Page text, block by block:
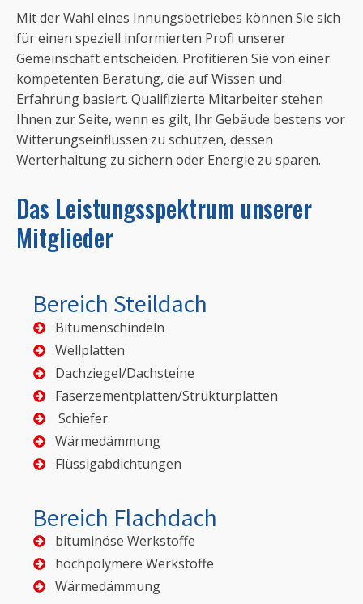
Mit der Wahl eines Innungsbetriebes können Sie sich
für einen speziell informierten Profi unserer
Gemeinschaft entscheiden. Profitieren Sie von einer
kompetenten Beratung, die auf Wissen und
Erfahrung basiert. Qualifizierte Mitarbeiter stehen
Ihnen zur Seite, wenn es gilt, Ihr Gebäude bestens vor
Witterungseinflüssen zu schützen, dessen
Werterhaltung zu sichern oder Energie zu sparen.
Das Leistungsspektrum unserer
Mitglieder
Bereich Steildach
Bitumenschindeln
Wellplatten
Dachziegel/Dachsteine
Faserzementplatten/Strukturplatten
Schiefer
Wärmedämmung
Flüssigabdichtungen
Bereich Flachdach
bituminöse Werkstoffe
hochpolymere Werkstoffe
Wärmedämmung